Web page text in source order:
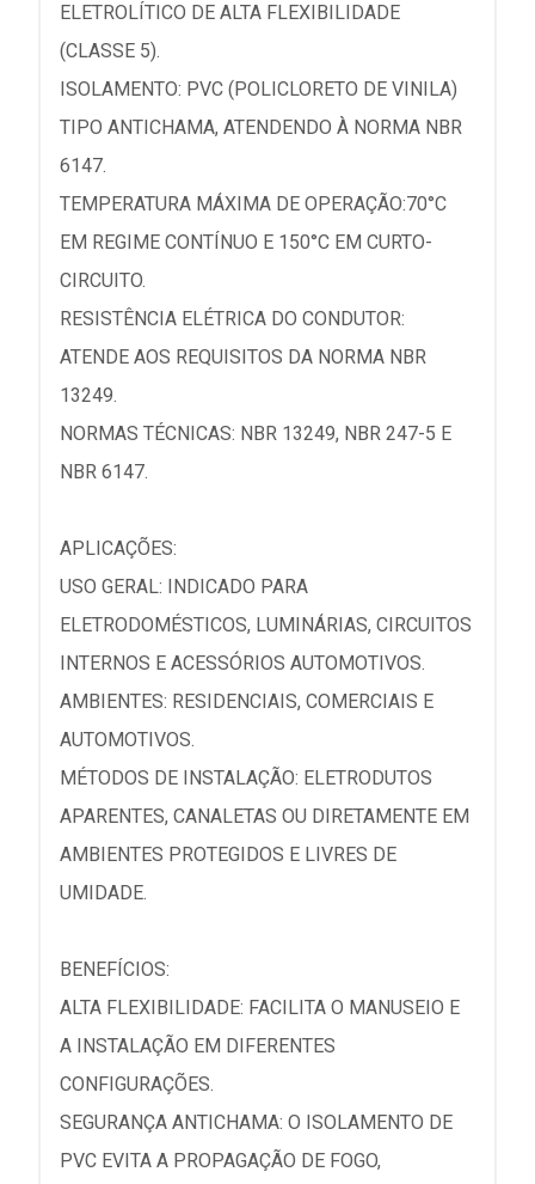
ELETROLÍTICO DE ALTA FLEXIBILIDADE
(CLASSE 5).
ISOLAMENTO: PVC (POLICLORETO DE VINILA)
TIPO ANTICHAMA, ATENDENDO À NORMA NBR
6147.
TEMPERATURA MÁXIMA DE OPERAÇÃO:70°C
EM REGIME CONTÍNUO E 150°C EM CURTO-
CIRCUITO.
RESISTÊNCIA ELÉTRICA DO CONDUTOR:
ATENDE AOS REQUISITOS DA NORMA NBR
13249.
NORMAS TÉCNICAS: NBR 13249, NBR 247-5 E
NBR 6147.
APLICAÇÕES:
USO GERAL: INDICADO PARA
ELETRODOMÉSTICOS, LUMINÁRIAS, CIRCUITOS
INTERNOS E ACESSÓRIOS AUTOMOTIVOS.
AMBIENTES: RESIDENCIAIS, COMERCIAIS E
AUTOMOTIVOS.
MÉTODOS DE INSTALAÇÃO: ELETRODUTOS
APARENTES, CANALETAS OU DIRETAMENTE EM
AMBIENTES PROTEGIDOS E LIVRES DE
UMIDADE.
BENEFÍCIOS:
ALTA FLEXIBILIDADE: FACILITA O MANUSEIO E
A INSTALAÇÃO EM DIFERENTES
CONFIGURAÇÕES.
SEGURANÇA ANTICHAMA: O ISOLAMENTO DE
PVC EVITA A PROPAGAÇÃO DE FOGO,